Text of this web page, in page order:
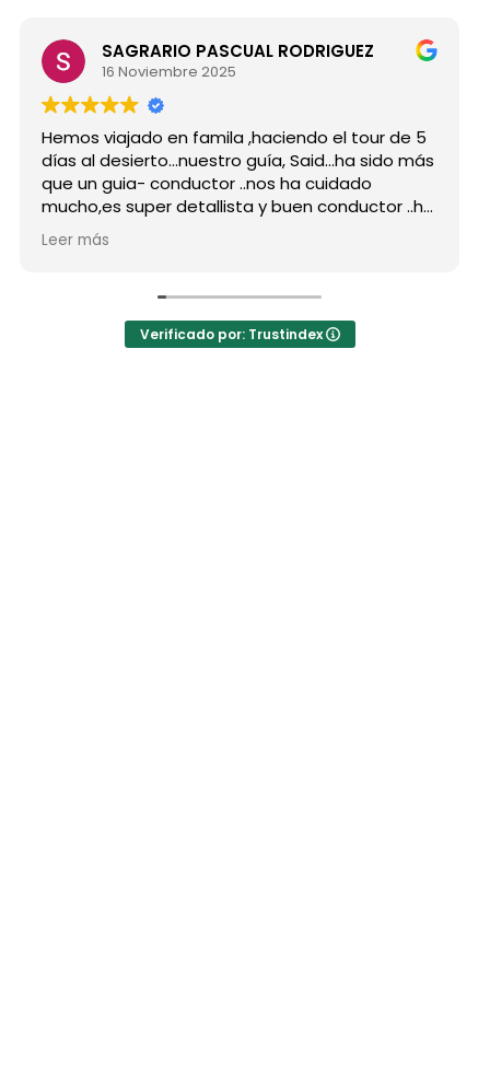
SAGRARIO PASCUAL RODRIGUEZ
16 Noviembre 2025
viajado en famila ,haciendo el tour de 5
desierto...nuestro guía, Said...ha sido más
guia- conductor ..nos ha cuidado
super detallista y buen conductor ..ha
atento a todas nuestras peticiones y
muchos lugares
a la agencia,..súper agradecida a Mila
Hicimos
grupo
Desde
Verificado por: Trustindex